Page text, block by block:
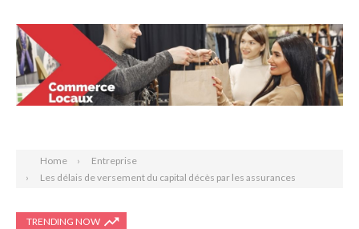
Home
Entreprise
Les délais de versement du capital décès par les assurances
TRENDING NOW